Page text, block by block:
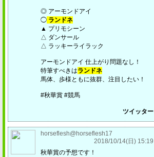
◎ アーモンドアイ
◯ ランドネ
▲ プリモシーン
△ ダンサール
△ ラッキーライラック
アーモンドアイ 仕上がり問題なし！
特筆すべきはランドネ
馬体、歩様ともに抜群、注目したい！
#秋華賞 #競馬
ツイッター
horseflesh@horseflesh17
2018/10/14(日) 15:19
秋華賞の予想です！